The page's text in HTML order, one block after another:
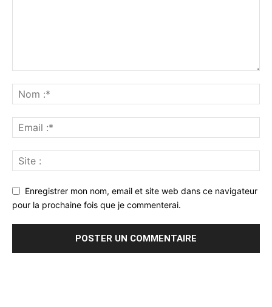
Enregistrer mon nom, email et site web dans ce navigateur
pour la prochaine fois que je commenterai.